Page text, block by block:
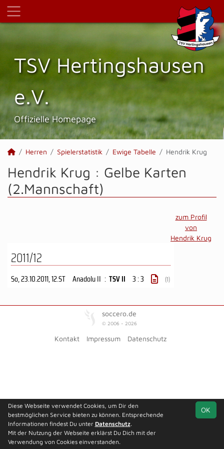
TSV Hertings­hausen
e.V.
Offizielle Homepage
Herren Spielerstatistik Ewige Tabelle Hendrik Krug
Hendrik Krug : Gelbe Karten
(2.Mannschaft)
zum Profil
von
Hendrik Krug
2011/12
So, 23.10.2011, 12.ST Anadolu II : TSV II 3 : 3 (1)
soccero.de
© 2006 - 2026
Kontakt Impressum Datenschutz
OK
Diese Webseite verwendet Cookies, um Dir den
bestmöglichen Service bieten zu können. Entsprechende
Informationen findest Du unter Datenschutz.
Mit der Nutzung der Webseite erklärst Du Dich mit der
Verwendung von Cookies einverstanden.